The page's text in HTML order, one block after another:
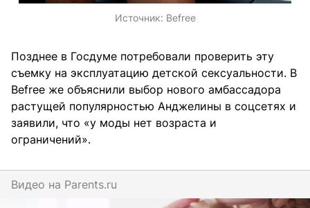
Источник: Befree
Позднее в Госдуме потребовали проверить эту
съемку на эксплуатацию детской сексуальности. В
Befree же объяснили выбор нового амбассадора
растущей популярностью Анджелины в соцсетях и
заявили, что «у моды нет возраста и
ограничений».
Видео на parents.ru